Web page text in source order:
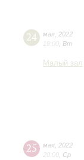
24 мая 2022
19:00 Вт
Малый зал
25 мая 2022
20:00 Ср